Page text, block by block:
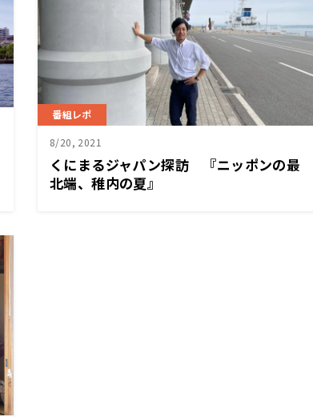
番組レポ
8/20, 2021
くにまるジャパン探訪 『ニッポンの最
北端、稚内の夏』